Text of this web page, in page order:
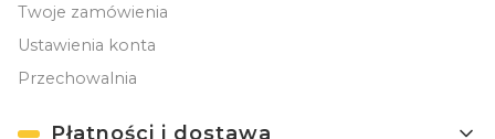
Twoje zamówienia
Ustawienia konta
Przechowalnia
Płatności i dostawa